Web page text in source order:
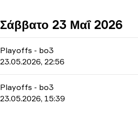
Σάββατο 23 Μαΐ 2026
Playoffs - bo3
23.05.2026, 22:56
Playoffs - bo3
23.05.2026, 15:39